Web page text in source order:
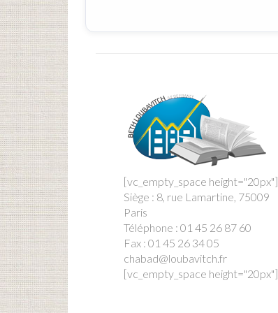
[vc_empty_space height="20px"]
Siège : 8, rue Lamartine, 75009
Paris
Téléphone : 01 45 26 87 60
Fax : 01 45 26 34 05
chabad@loubavitch.fr
[vc_empty_space height="20px"]